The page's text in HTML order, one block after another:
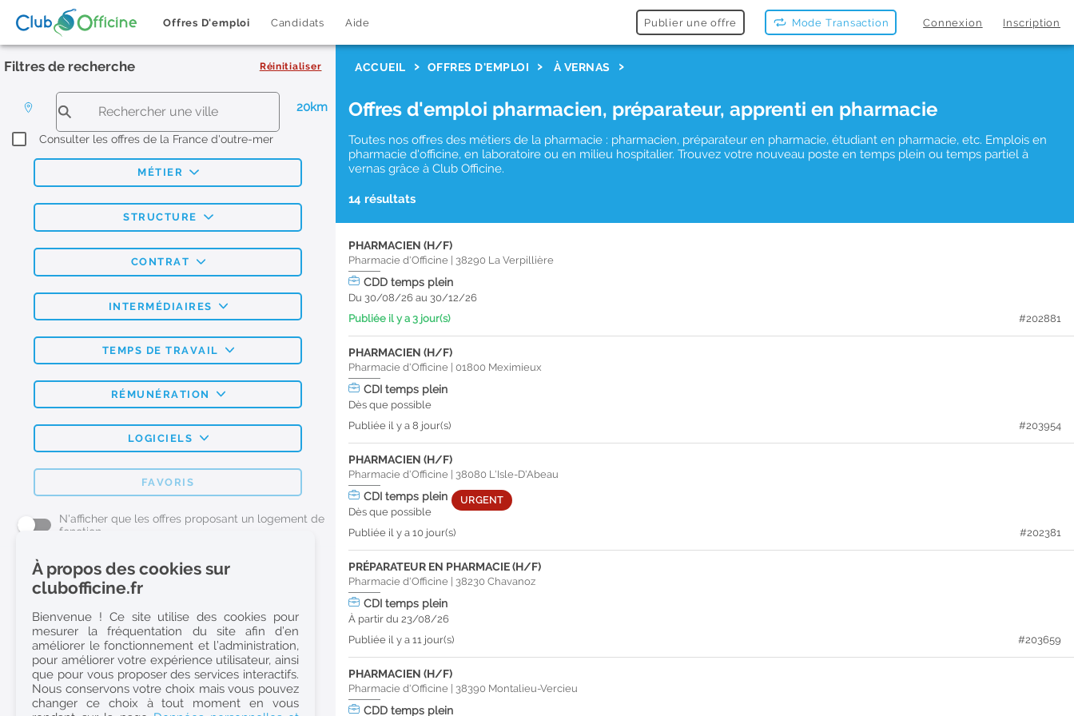
Offres D'emploi Candidats Aide Publier une offre Mode Transaction Connexion Inscription
Filtres de recherche Réinitialiser
20km
Consulter les offres de la France d'outre-mer
MÉTIER
STRUCTURE
CONTRAT
INTERMÉDIAIRES
TEMPS DE TRAVAIL
RÉMUNÉRATION
LOGICIELS
FAVORIS
N'afficher que les offres proposant un logement de
fonction
L'emploi Pharmacie par métier
Pharmacien (H/F)
Préparateur en Pharmacie (H/F)
Etudiant en Pharmacie (H/F)
Etudiant en Pharmacie 6e année validée (H/F)
Conseiller Dermo Cosmetique - Esthéticienne (H/F)
ACCUEIL OFFRES D'EMPLOI À VERNAS
Offres d'emploi pharmacien, préparateur, apprenti en pharmacie
Toutes nos offres des métiers de la pharmacie : pharmacien, préparateur en pharmacie, étudiant en pharmacie, etc. Emplois en
pharmacie d'officine, en laboratoire ou en milieu hospitalier. Trouvez votre nouveau poste en temps plein ou temps partiel à
vernas grâce à Club Officine.
14 résultats
PHARMACIEN (H/F)
Pharmacie d'Officine 38290 La Verpillière
CDDtemps plein
Du 30/08/26 au 30/12/26
Publiée il y a 3 jour(s)
#202881
PHARMACIEN (H/F)
Pharmacie d'Officine |01800 Meximieux
CDItemps plein
Dès que possible
Publiée il y a 8 jour(s)
#203954
PHARMACIEN (H/F)
Pharmacie d'Officine 38080 L'Isle-D'Abeau
CDItemps plein
Dès que possible
URGENT
Publiée il y a 10 jour(s) #202381
PRÉPARATEUR EN PHARMACIE (H/F)
Pharmacie d'Officine 38230Chavanoz
CDItemps plein
À partir du 23/08/26
Publiée il y a 11 jour(s)
#203659
PHARMACIEN (H/F)
Pharmacie d'Officine 38390 Montalieu-Vercieu
CDDtemps plein
À propos des cookies sur
clubofficine.fr
Bienvenue ! Ce site utilise des cookies pour
mesurer la fréquentation du site afin d’en
améliorer le fonctionnement et l’administration,
pour améliorer votre expérience utilisateur, ainsi
que pour vous proposer des services interactifs.
Nous conservons votre choix mais vous pouvez
changer ce choix à tout moment en vous